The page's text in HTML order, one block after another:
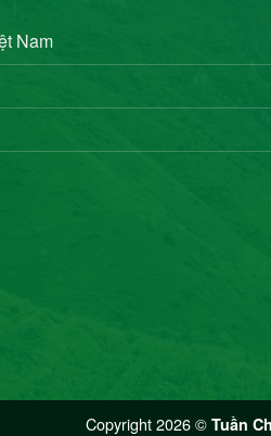
Nam
Copyright 2026 © Tuần